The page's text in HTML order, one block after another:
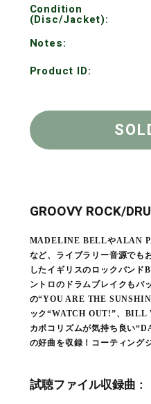
Condition
(Disc/Jacket):
Notes:
Product ID:
GROOVY ROCK/
MADELINE BELLやALAN
など、ライブラリー音源でも
したイギリスのロックバン
ントロのドラムブレイクも
の“YOU ARE THE
ック“WATCH OUT!”、BILL
カポコリズムが気持ち良い
の好曲を収録！コーティング
試聴ファイル収録曲 :